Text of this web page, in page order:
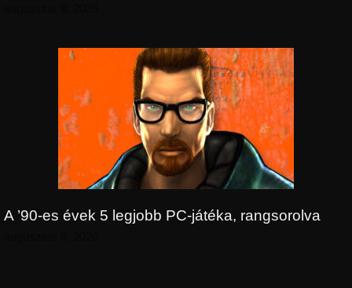
A ’90-es évek 5 legjobb PC-játéka, rangsorolva